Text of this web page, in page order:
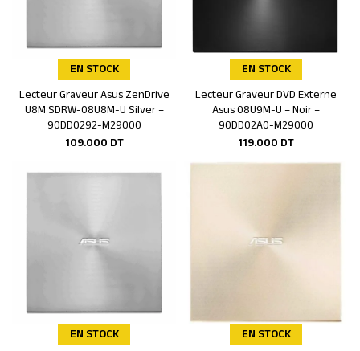
EN STOCK
Ajouter au panier
Lecteur Graveur Asus ZenDrive
U8M SDRW-08U8M-U Silver –
90DD0292-M29000
109.000 DT
EN STOCK
Ajouter au panier
Lecteur Graveur DVD Externe
Asus 08U9M-U – Noir –
90DD02A0-M29000
119.000 DT
EN STOCK EN STOCK